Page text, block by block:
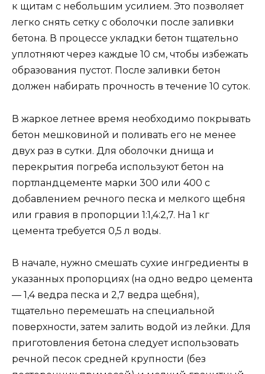
к щитам с небольшим усилием. Это позволяет
легко снять сетку с оболочки после заливки
бетона. В процессе укладки бетон тщательно
уплотняют через каждые 10 см, чтобы избежать
образования пустот. После заливки бетон
должен набирать прочность в течение 10 суток.
В жаркое летнее время необходимо покрывать
бетон мешковиной и поливать его не менее
двух раз в сутки. Для оболочки днища и
перекрытия погреба используют бетон на
портландцементе марки 300 или 400 с
добавлением речного песка и мелкого щебня
или гравия в пропорции 1:1,4:2,7. На 1 кг
цемента требуется 0,5 л воды.
В начале, нужно смешать сухие ингредиенты в
указанных пропорциях (на одно ведро цемента
— 1,4 ведра песка и 2,7 ведра щебня),
тщательно перемешать на специальной
поверхности, затем залить водой из лейки. Для
приготовления бетона следует использовать
речной песок средней крупности (без